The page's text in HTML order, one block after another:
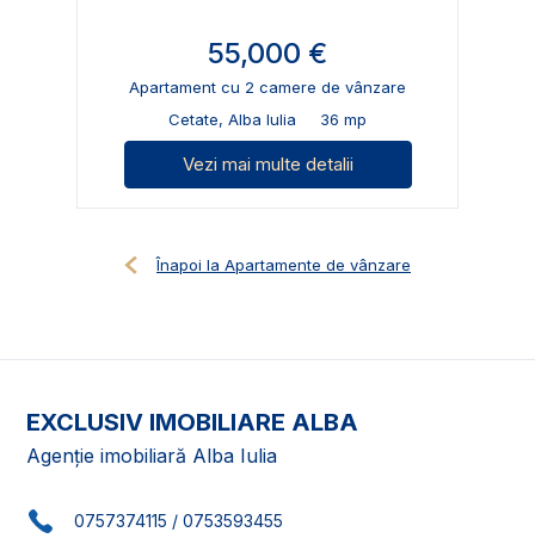
55,000 €
Apartament cu 2 camere de vânzare
Cetate, Alba Iulia
36 mp
Vezi mai multe detalii
Înapoi la Apartamente de vânzare
EXCLUSIV IMOBILIARE ALBA
Agenție imobiliară Alba Iulia
0757374115 / 0753593455